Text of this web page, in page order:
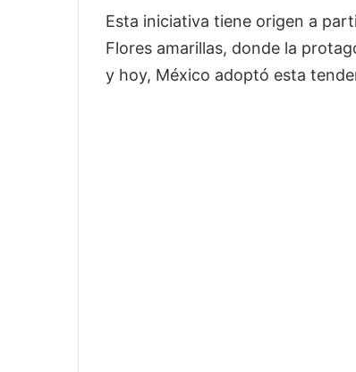
Esta iniciativa tiene origen a
Flores amarillas, donde la
y hoy, México adoptó esta